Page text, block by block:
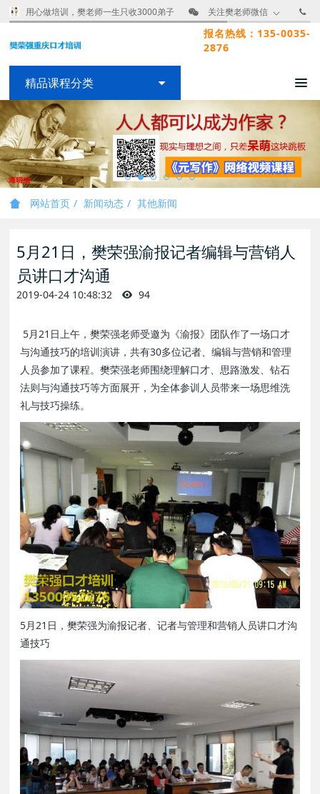
用心做培训，樊老师一生只收3000弟子 关注樊老师微信
报名热线：135-0035-
2876
精品课程分类
网站首页 新闻动态 其他新闻
5月21日，樊荣强渝报记者编辑与营销人
员讲口才沟通
2019-04-24 10:48:32 94
5月21日上午，樊荣强老师受邀为《渝报》团队作了一场口才
与沟通技巧的培训演讲，共有30多位记者、编辑与营销和管理
人员参加了课程。樊荣强老师围绕理解口才、思路激发、钻石
法则与沟通技巧等方面展开，为全体参训人员带来一场思维洗
礼与技巧操练。
5月21日，樊荣强为渝报记者、记者与管理和营销人员讲口才沟
通技巧